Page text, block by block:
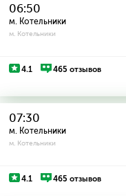
06:50
м. Котельники
м. Котельники
4.1 465 отзывов
07:30
м. Котельники
м. Котельники
4.1 465 отзывов